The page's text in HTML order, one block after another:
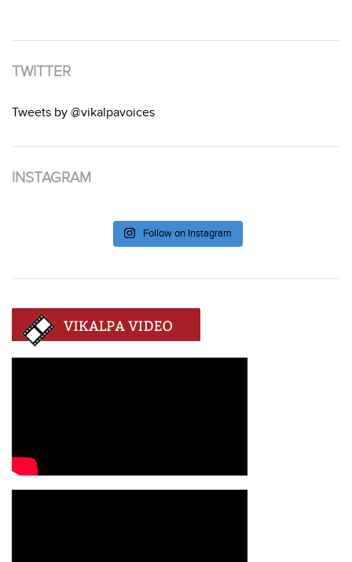
TWITTER
Tweets by @vikalpavoices
INSTAGRAM
Follow on Instagram